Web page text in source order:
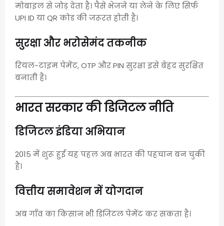
मोबाइल से जोड़ देता है। पैसे भेजने या लेने के लिए सिर्फ
UPI ID या QR कोड की जरूरत होती है।
सुरक्षा और भरोसेमंद तकनीक
रियल-टाइम पेमेंट, OTP और PIN सुरक्षा इसे बेहद सुरक्षित
बनाती है।
भारत सरकार की डिजिटल नीति
डिजिटल इंडिया अभियान
2015 में शुरू हुई यह पहल अब भारत की पहचान बन चुकी
है।
वित्तीय समावेशन में योगदान
अब गाँव का किसान भी डिजिटल पेमेंट कर सकता है।